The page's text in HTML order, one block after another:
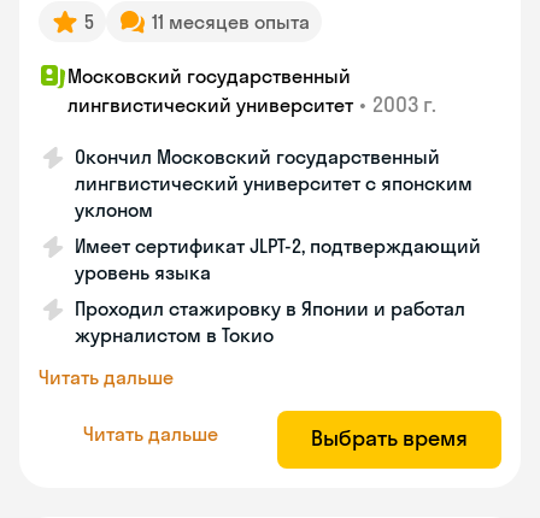
5 11 месяцев опыта
Московский государственный
лингвистический университет • 2003 г.
Окончил Московский государственный
лингвистический университет с японским
уклоном
Имеет сертификат JLPT-2, подтверждающий
уровень языка
Проходил стажировку в Японии и работал
журналистом в Токио
Читать дальше
Читать дальше Выбрать время